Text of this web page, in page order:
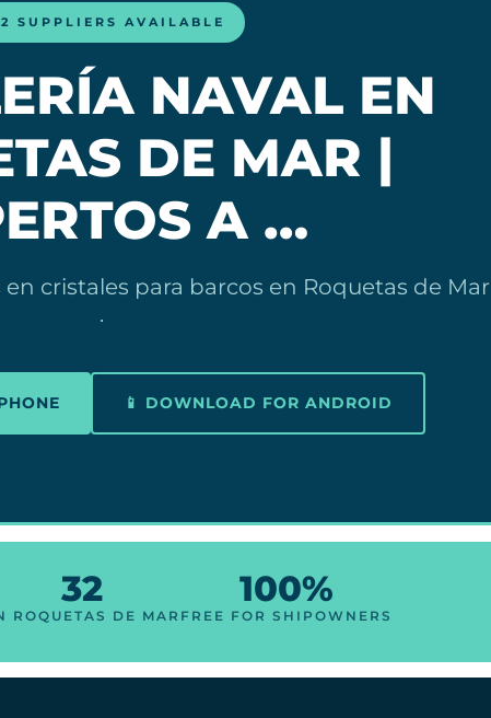
SUPPLIERS AVAILABLE
NAVAL EN
DE MAR |
A …
cristales para barcos en Roquetas de Mar
.
📱 DOWNLOAD FOR ANDROID
32
ROQUETAS DE MAR
100%
FREE FOR SHIPOWNERS